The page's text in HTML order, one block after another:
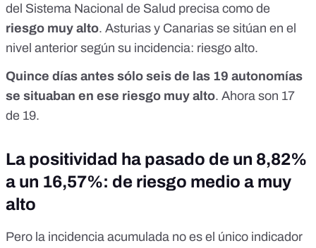
del Sistema Nacional de Salud precisa como de
riesgo muy alto. Asturias y Canarias se sitúan en el
nivel anterior según su incidencia: riesgo alto.
Quince días antes sólo seis de las 19 autonomías
se situaban en ese riesgo muy alto. Ahora son 17
de 19.
La positividad ha pasado de un 8,82%
a un 16,57%: de riesgo medio a muy
alto
Pero la incidencia acumulada no es el único indicador